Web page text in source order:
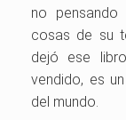
no pensando
cosas de su
dejó ese
vendido, es
del mundo.